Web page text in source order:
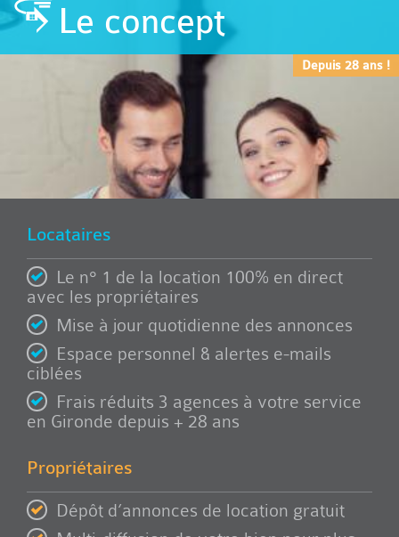
Le concept
Depuis 28 ans !
Locataires
Le n° 1 de la location 100% en direct
avec les propriétaires
Mise à jour quotidienne des annonces
Espace personnel & alertes e-mails
ciblées
Frais réduits 3 agences à votre service
en Gironde depuis + 28 ans
Propriétaires
Dépôt d’annonces de location gratuit